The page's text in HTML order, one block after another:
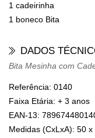
1 cadeirinha
1 boneco Bita
DADOS
Bita Mesinha com
Referência: 0140
Faixa Etária: + 3 anos
EAN-13:
Medidas (CxLxA): 50 x